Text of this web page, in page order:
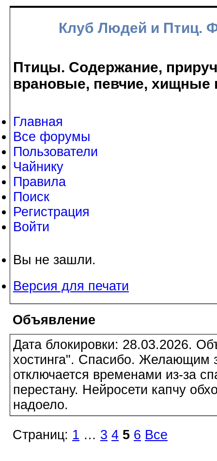
Клуб Людей и Птиц.
Птицы. Содержание,
врановые, певчие, хищные
Главная
Все форумы
Пользователи
Чайнику
Правила
Поиск
Регистрация
Войти
Вы не зашли.
Версия для печати
Объявление
Дата блокировки: 28.03.2026.
хостинга". Спасибо. Желающим
отключается временами из-за
перестану. Нейросети капчу
надоело.
Страниц: 1 … 3 4 5 6 Все